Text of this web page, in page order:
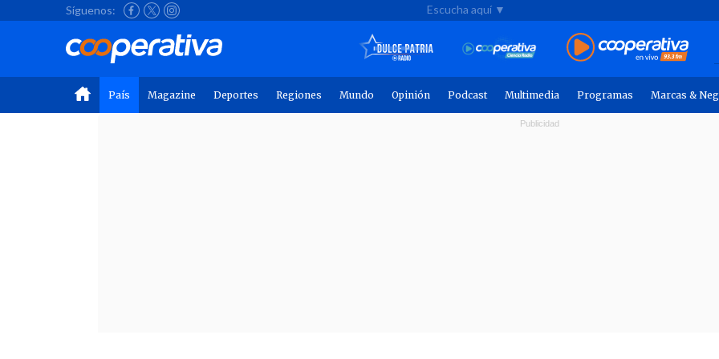
Síguenos: Escucha aquí ▼
País Magazine Deportes Regiones Mundo Opinión Podcast Multimedia Programas Marcas &